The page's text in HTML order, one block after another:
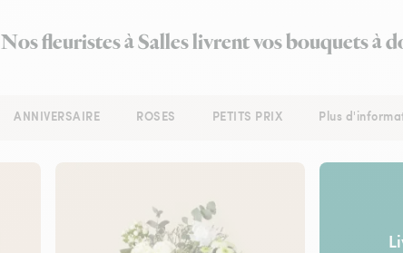
Nos fleuristes à Salles livrent vos bouquets à
ANNIVERSAIRE ROSES PETITS PRIX Plus